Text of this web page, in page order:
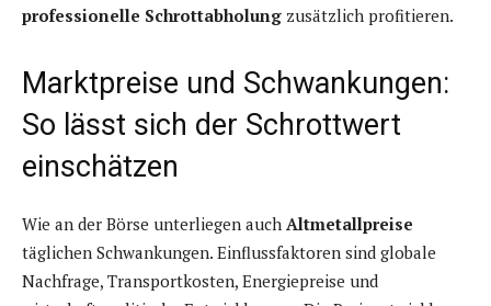
professionelle Schrottabholung zusätzlich profitieren.
Marktpreise und Schwankungen:
So lässt sich der Schrottwert
einschätzen
Wie an der Börse unterliegen auch Altmetallpreise
täglichen Schwankungen. Einflussfaktoren sind globale
Nachfrage, Transportkosten, Energiepreise und